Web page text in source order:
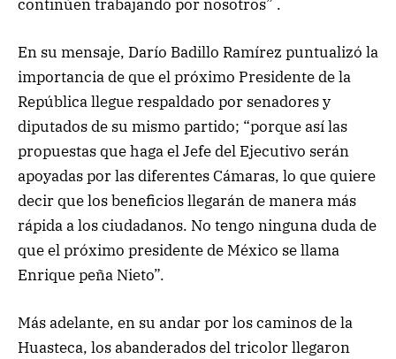
continúen trabajando por nosotros” .
En su mensaje, Darío Badillo Ramírez puntualizó la
importancia de que el próximo Presidente de la
República llegue respaldado por senadores y
diputados de su mismo partido; “porque así las
propuestas que haga el Jefe del Ejecutivo serán
apoyadas por las diferentes Cámaras, lo que quiere
decir que los beneficios llegarán de manera más
rápida a los ciudadanos. No tengo ninguna duda de
que el próximo presidente de México se llama
Enrique peña Nieto”.
Más adelante, en su andar por los caminos de la
Huasteca, los abanderados del tricolor llegaron